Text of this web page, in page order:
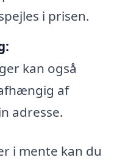
i prisen.
kan også
af
adresse.
i mente kan du